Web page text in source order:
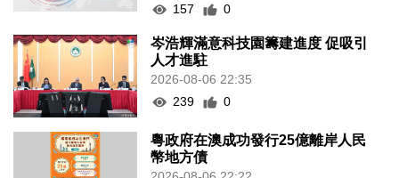
157
0
岑浩輝滿意科技園籌建進度 促吸引
人才進駐
2026-08-06 22:35
239
0
粵政府在澳成功發行25億離岸人民
幣地方債